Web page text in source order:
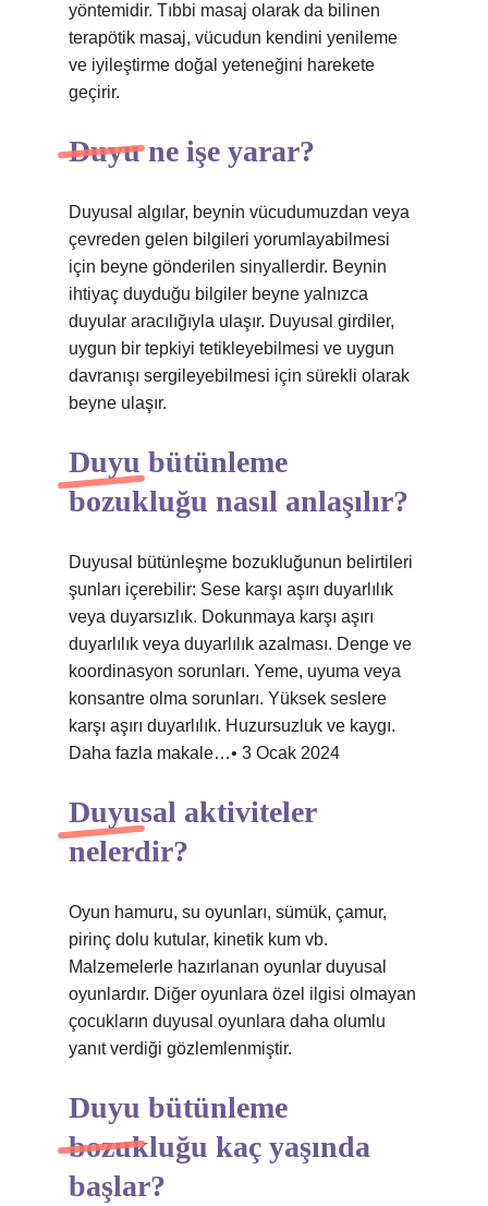
yöntemidir. Tıbbi masaj olarak da bilinen
terapötik masaj, vücudun kendini yenileme
ve iyileştirme doğal yeteneğini harekete
geçirir.
Duyu ne işe yarar?
Duyusal algılar, beynin vücudumuzdan veya
çevreden gelen bilgileri yorumlayabilmesi
için beyne gönderilen sinyallerdir. Beynin
ihtiyaç duyduğu bilgiler beyne yalnızca
duyular aracılığıyla ulaşır. Duyusal girdiler,
uygun bir tepkiyi tetikleyebilmesi ve uygun
davranışı sergileyebilmesi için sürekli olarak
beyne ulaşır.
Duyu bütünleme
bozukluğu nasıl anlaşılır?
Duyusal bütünleşme bozukluğunun belirtileri
şunları içerebilir: Sese karşı aşırı duyarlılık
veya duyarsızlık. Dokunmaya karşı aşırı
duyarlılık veya duyarlılık azalması. Denge ve
koordinasyon sorunları. Yeme, uyuma veya
konsantre olma sorunları. Yüksek seslere
karşı aşırı duyarlılık. Huzursuzluk ve kaygı.
Daha fazla makale…• 3 Ocak 2024
Duyusal aktiviteler
nelerdir?
Oyun hamuru, su oyunları, sümük, çamur,
pirinç dolu kutular, kinetik kum vb.
Malzemelerle hazırlanan oyunlar duyusal
oyunlardır. Diğer oyunlara özel ilgisi olmayan
çocukların duyusal oyunlara daha olumlu
yanıt verdiği gözlemlenmiştir.
Duyu bütünleme
bozukluğu kaç yaşında
başlar?